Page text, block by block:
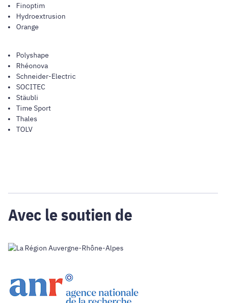
Finoptim
Hydroextrusion
Orange
Polyshape
Rhéonova
Schneider-Electric
SOCITEC
Stäubli
Time Sport
Thales
TOLV
Avec le soutien de